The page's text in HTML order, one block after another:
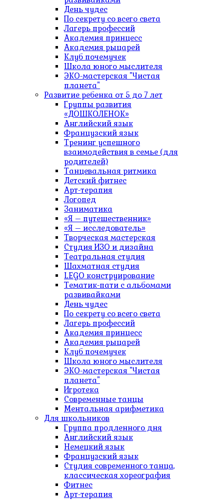
День чудес
По секрету со всего света
Лагерь профессий
Академия принцесс
Академия рыцарей
Клуб почемучек
Школа юного мыслителя
ЭКО-мастерская "Чистая
планета"
Развитие ребенка от 5 до 7 лет
Группы развития
«ДОШКОЛЕНОК»
Английский язык
Французский язык
Тренинг успешного
взаимодействия в семье (для
родителей)
Танцевальная ритмика
Детский фитнес
Арт-терапия
Логопед
Заниматика
«Я – путешественник»
«Я – исследователь»
Творческая мастерская
Студия ИЗО и дизайна
Театральная студия
Шахматная студия
LEGO конструирование
Тематик-пати с альбомами
развивайками
День чудес
По секрету со всего света
Лагерь профессий
Академия принцесс
Академия рыцарей
Клуб почемучек
Школа юного мыслителя
ЭКО-мастерская "Чистая
планета"
Игротека
Современные танцы
Ментальная арифметика
Для школьников
Группа продленного дня
Английский язык
Немецкий язык
Французский язык
Студия современного танца,
классическая хореография
Фитнес
Арт-терапия